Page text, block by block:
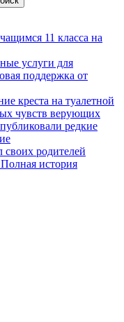
11 класса на
услуги для
поддержка от
креста на туалетной
чувств верующих
редкие
своих родителей
история